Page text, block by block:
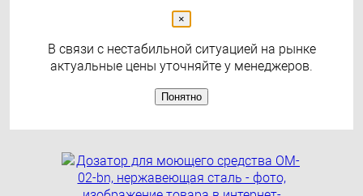
×
В связи с нестабильной ситуацией на рынке
актуальные цены уточняйте у менеджеров.
Понятно